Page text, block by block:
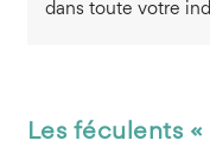
dans toute votre
Les féculents